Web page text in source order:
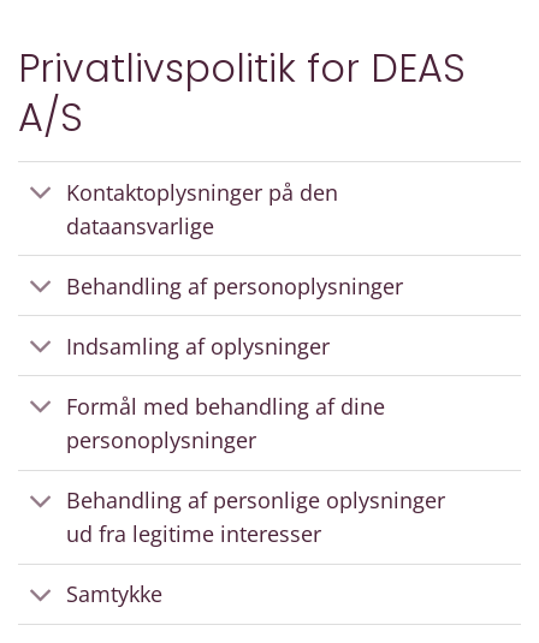
Privatlivspolitik for DEAS
A/S
Kontaktoplysninger på den
dataansvarlige
Behandling af personoplysninger
Indsamling af oplysninger
Formål med behandling af dine
personoplysninger
Behandling af personlige oplysninger
ud fra legitime interesser
Samtykke